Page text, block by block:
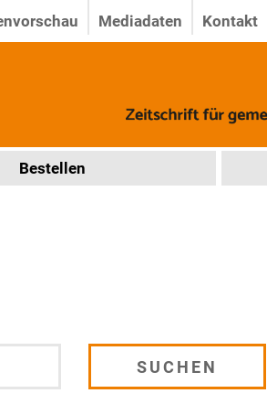
Kontakt
Mediadaten
Bestellen